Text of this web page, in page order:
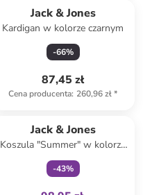
Jack & Jones
Kardigan w kolorze czarnym
-66%
87,45 zł
Cena producenta: 260,96 zł*
Jack & Jones
Koszula "Summer" w kolorze
granatowym
-43%